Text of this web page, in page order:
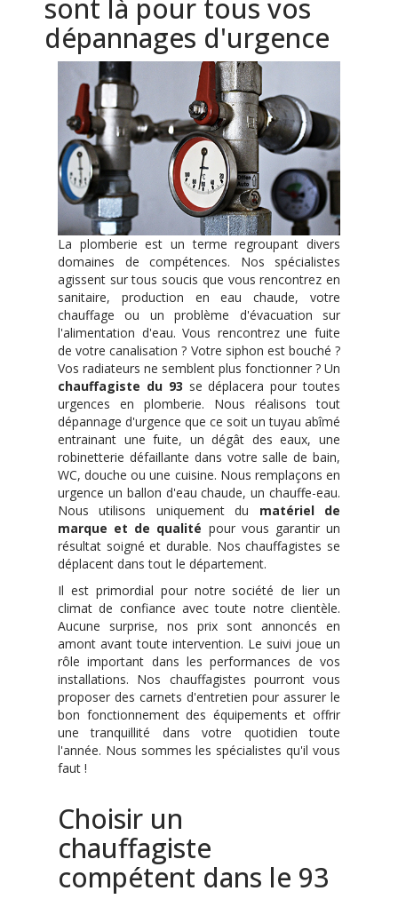
sont là pour tous vos
dépannages d'urgence
La plomberie est un terme regroupant divers
domaines de compétences. Nos spécialistes
agissent sur tous soucis que vous rencontrez en
sanitaire, production en eau chaude, votre
chauffage ou un problème d'évacuation sur
l'alimentation d'eau. Vous rencontrez une fuite
de votre canalisation ? Votre siphon est bouché ?
Vos radiateurs ne semblent plus fonctionner ? Un
chauffagiste du 93 se déplacera pour toutes
urgences en plomberie. Nous réalisons tout
dépannage d'urgence que ce soit un tuyau abîmé
entrainant une fuite, un dégât des eaux, une
robinetterie défaillante dans votre salle de bain,
WC, douche ou une cuisine. Nous remplaçons en
urgence un ballon d'eau chaude, un chauffe-eau.
Nous utilisons uniquement du matériel de
marque et de qualité pour vous garantir un
résultat soigné et durable. Nos chauffagistes se
déplacent dans tout le département.
Il est primordial pour notre société de lier un
climat de confiance avec toute notre clientèle.
Aucune surprise, nos prix sont annoncés en
amont avant toute intervention. Le suivi joue un
rôle important dans les performances de vos
installations. Nos chauffagistes pourront vous
proposer des carnets d'entretien pour assurer le
bon fonctionnement des équipements et offrir
une tranquillité dans votre quotidien toute
l'année. Nous sommes les spécialistes qu'il vous
faut !
Choisir un
chauffagiste
compétent dans le 93